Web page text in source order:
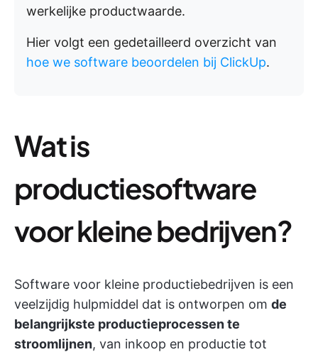
werkelijke productwaarde.
Hier volgt een gedetailleerd overzicht van
hoe we software beoordelen bij ClickUp.
Wat is
productiesoftware
voor kleine bedrijven?
Software voor kleine productiebedrijven is een
veelzijdig hulpmiddel dat is ontworpen om de
belangrijkste productieprocessen te
stroomlijnen, van inkoop en productie tot